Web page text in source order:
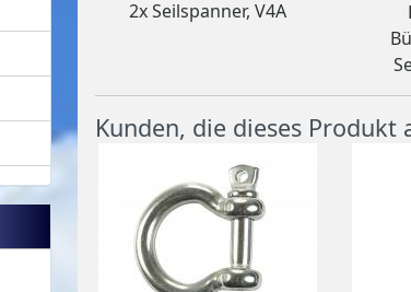
2x Seilspanner, V4A
Kunden, die dieses Produkt